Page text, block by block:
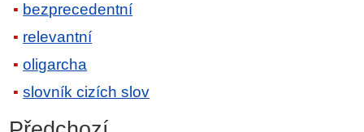
bezprecedentní
relevantní
oligarcha
slovník cizích slov